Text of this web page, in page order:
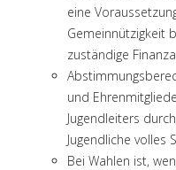
eine
Gemeinnützigkeit
zuständige
und
Jugendleiters
Jugendliche volles
Bei Wahlen ist,